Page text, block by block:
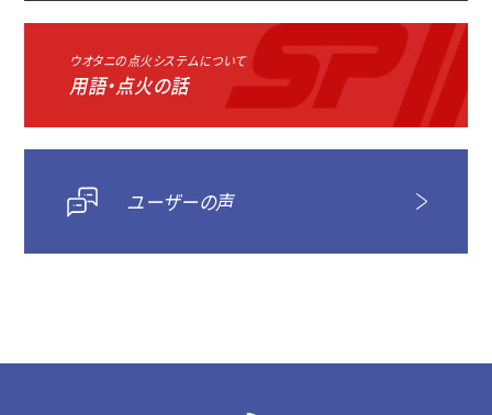
ウオタニの点火システムについて
用語・点火の話
ユーザーの声